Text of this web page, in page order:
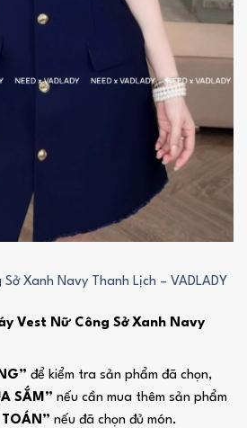
Xanh Navy Thanh Lịch – VADLADY
Vest Nữ Công Sở Xanh Navy
để kiểm tra sản phẩm đã chọn,
SẮM” nếu cần mua thêm sản phẩm
TOÁN” nếu đã chọn đủ món.